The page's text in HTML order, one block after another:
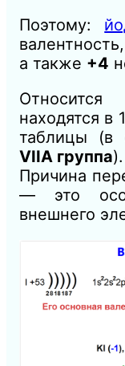
Поэтому:
а также +4
находятся в 1
таблицы (в
VIIA группа).
Причина
— это
внешнего